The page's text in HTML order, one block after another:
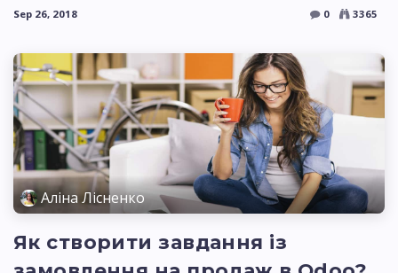
Sep 26, 2018 0 3365
Аліна Лісненко
Як створити завдання із